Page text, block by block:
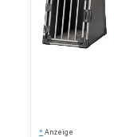
* Anzeige